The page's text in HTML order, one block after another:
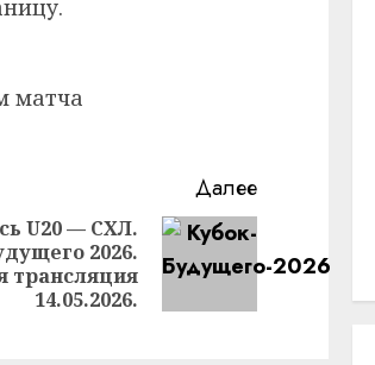
матча
Далее
U20 — СХЛ.
2026.
трансляция
14.05.2026.